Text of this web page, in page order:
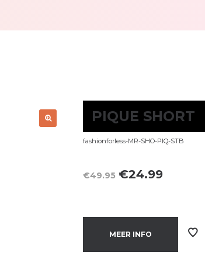
PIQUE SHORT
fashionforless-MR-SHO-PIQ-STB
€49.95 Oorspronkelijke
was:
€49.95.
€24.99Huidige
is:
€24.99.
MEER INFO